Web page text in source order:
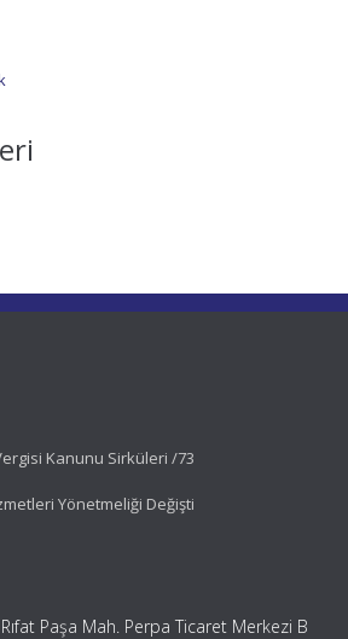
Kanunu Sirküleri /73
Yönetmeliği Değişti
Paşa Mah. Perpa Ticaret Merkezi B